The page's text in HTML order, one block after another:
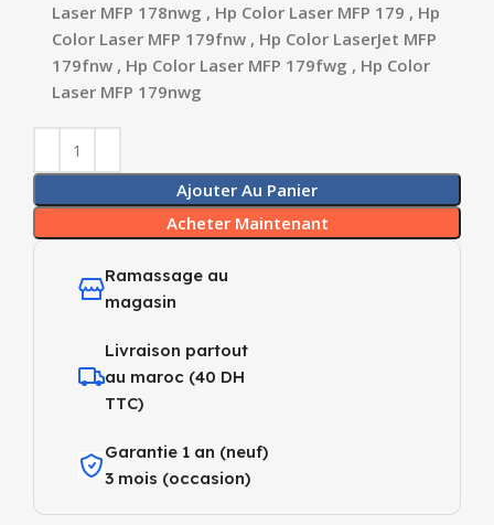
Laser MFP 178nwg , Hp Color Laser MFP 179 , Hp
Color Laser MFP 179fnw , Hp Color LaserJet MFP
179fnw , Hp Color Laser MFP 179fwg , Hp Color
Laser MFP 179nwg
Ajouter Au Panier
Acheter Maintenant
Ramassage au
magasin
Livraison partout
au maroc (40 DH
TTC)
Garantie 1 an (neuf)
3 mois (occasion)